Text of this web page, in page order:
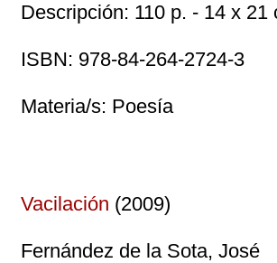
Descripción: 110 p. - 14 x 21
ISBN: 978-84-264-2724-3
Materia/s: Poesía
Vacilación (2009)
Fernández de la Sota, José